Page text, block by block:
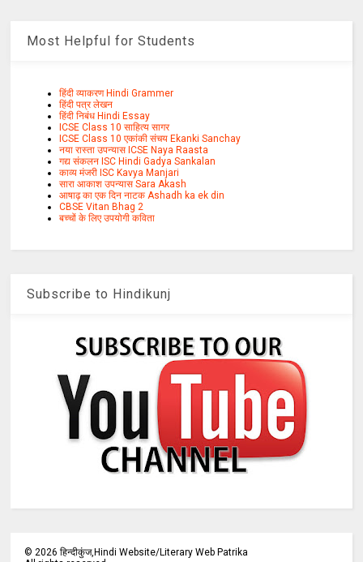
Most Helpful for Students
हिंदी व्याकरण Hindi Grammer
हिंदी पत्र लेखन
हिंदी निबंध Hindi Essay
ICSE Class 10 साहित्य सागर
ICSE Class 10 एकांकी संचय Ekanki Sanchay
नया रास्ता उपन्यास ICSE Naya Raasta
गद्य संकलन ISC Hindi Gadya Sankalan
काव्य मंजरी ISC Kavya Manjari
सारा आकाश उपन्यास Sara Akash
आषाढ़ का एक दिन नाटक Ashadh ka ek din
CBSE Vitan Bhag 2
बच्चों के लिए उपयोगी कविता
Subscribe to Hindikunj
©2026 हिन्दीकुंज,Hindi Website/Literary Web Patrika